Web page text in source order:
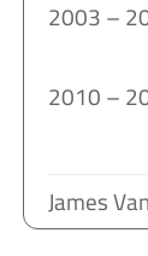
2003 –
2010 –
James